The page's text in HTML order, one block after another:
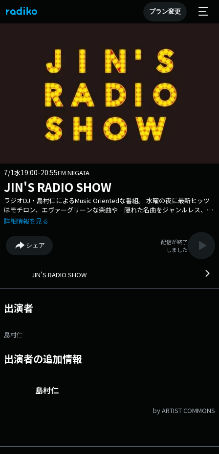
プラン変更
7/1水19:00-20:55FM NIIGATA
JIN'S RADIO SHOW
ラジオDJ・島村仁によるMusic Orientedな番組。 水曜の夜に最新ヒッツ
はモチロン、エヴァーグリーンな楽曲や 隠れた名曲をジャンルレス、音
楽至上主義でお送りします。 ▽19:55〜 【 Power Play 】 FM-
https://www.fmniigata.com/program/346 メッセージフォーム：
https://www.fmniigata.com/program/346/request_message/52207
Xハッシュタグは「#JRS775」 Xアカウントは「@775Jrs」
詳細情報を見る
シェア
配信が終了
しました
JIN'S RADIO SHOW
出演者
島村仁
出演者の追加情報
島村仁
by ARTIST COMMONS